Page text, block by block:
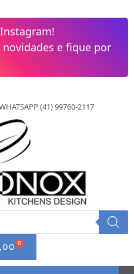
e fique por
(41) 99760-2117
0 CART